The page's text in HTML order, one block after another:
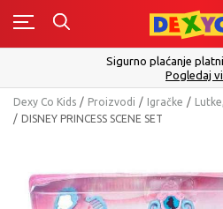
Sigurno plaćanje
Pogledaj
Dexy Co Kids Proizvodi Igračke
DISNEY PRINCESS SCENE SET